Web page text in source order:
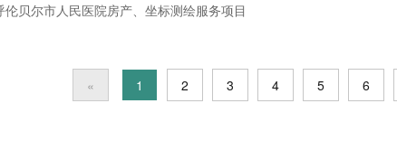
伦贝尔市人民医院房产、坐标测绘服务项目
« 1 2 3 4 5 6